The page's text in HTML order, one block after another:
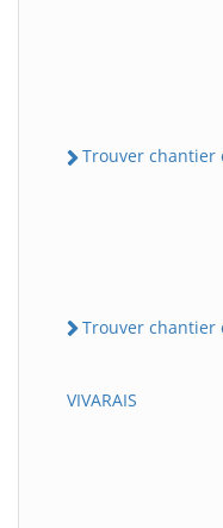
Trouver chantier
Trouver chantier
VIVARAIS